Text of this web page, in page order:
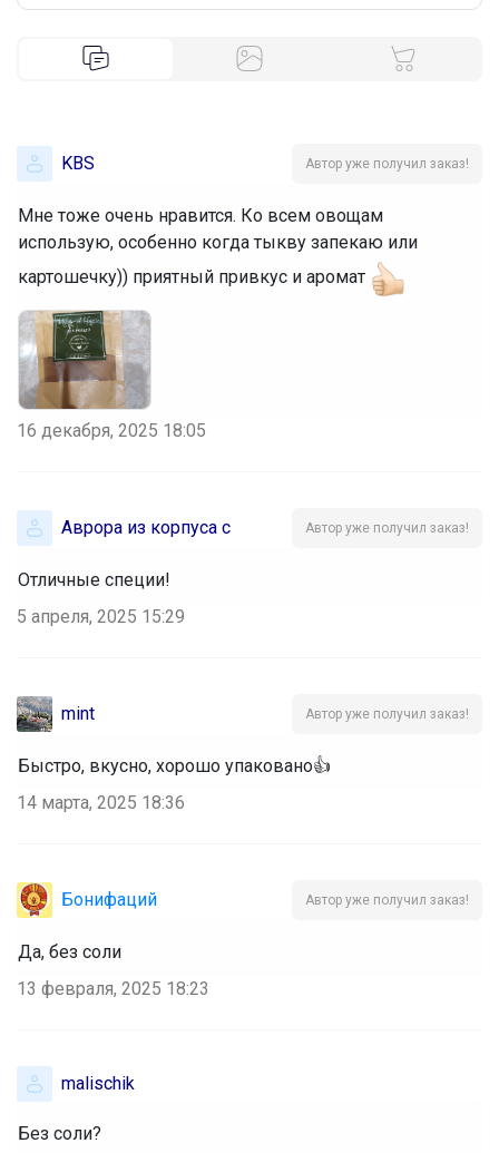
KBS Автор уже получил заказ!
Мне тоже очень нравится. Ко всем овощам
использую, особенно когда тыкву запекаю или
картошечку)) приятный привкус и аромат
16 декабря, 2025 18:05
Аврора из корпуса с Автор уже получил заказ!
Отличные специи!
5 апреля, 2025 15:29
mint Автор уже получил заказ!
Быстро, вкусно, хорошо упаковано👍
14 марта, 2025 18:36
Бонифаций Автор уже получил заказ!
Да, без соли
13 февраля, 2025 18:23
malischik
Без соли?